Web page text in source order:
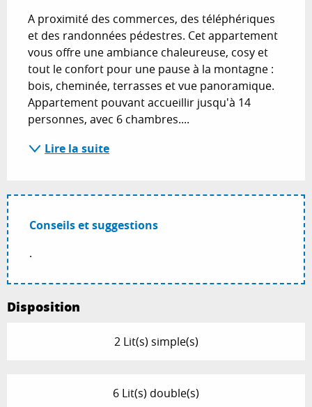
A proximité des commerces, des téléphériques
et des randonnées pédestres. Cet appartement
vous offre une ambiance chaleureuse, cosy et
tout le confort pour une pause à la montagne :
bois, cheminée, terrasses et vue panoramique.
Appartement pouvant accueillir jusqu'à 14
personnes, avec 6 chambres....
Lire la suite
Conseils et suggestions
.
Disposition
2 Lit(s) simple(s)
6 Lit(s) double(s)